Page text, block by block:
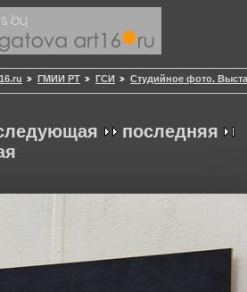
ГМИИ РТ ГСИ Студийное фото.
последняя